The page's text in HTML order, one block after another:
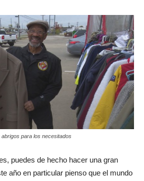
para los necesitados
puedes de hecho hacer una gran
año en particular pienso que el mundo